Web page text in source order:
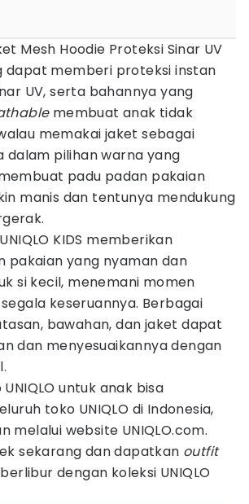
Mesh Hoodie Proteksi Sinar UV
dapat memberi proteksi instan
UV, serta bahannya yang
membuat anak tidak
memakai jaket sebagai
dalam pilihan warna yang
padu padan pakaian
manis dan tentunya mendukung
KIDS memberikan
pakaian yang nyaman dan
si kecil, menemani momen
keseruannya. Berbagai
bawahan, dan jaket dapat
dan menyesuaikannya dengan
untuk anak bisa
toko UNIQLO di Indonesia,
melalui website UNIQLO.com.
sekarang dan dapatkan outfit
dengan koleksi UNIQLO